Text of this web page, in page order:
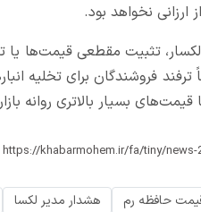
نخواهد بود.
لکسار، تثبیت مقطعی قیمت‌ها
ترفند فروشندگان برای تخلیه
بسیار بالاتری روانه
حافظه رم هشدار مدیر لکسا